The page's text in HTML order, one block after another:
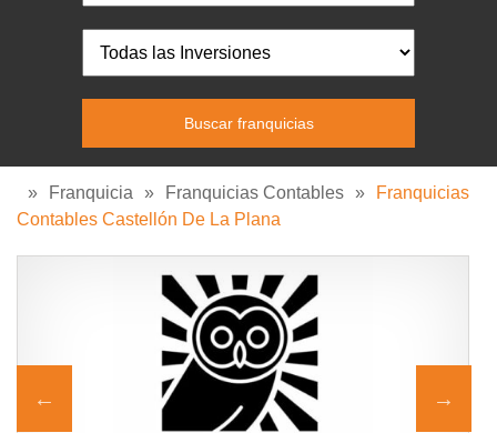
» Franquicia » Franquicias Contables »
Franquicias
Contables Castellón De La Plana